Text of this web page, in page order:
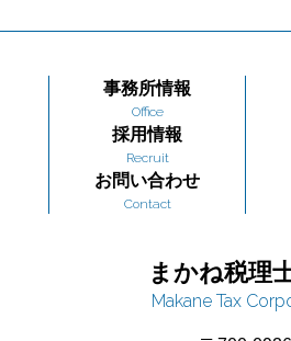
まかね税理
Makane Tax
事務所情報
Office
採用情報
Recruit
お問い合わせ
Contact